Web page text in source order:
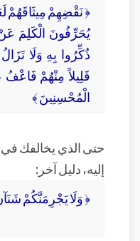
﴿ نَقْضِهِمْ مِيثَاقَهُمْ
يُحَرِّفُونَ الْكَلِمَ
ذُكِّرُوا بِهِ وَلَا
قَلِيلاً مِنْهُمْ
الْمُحْسِنِينَ ﴾
حتى الذي يخالفك
إليه، دليل آخر:
﴿ وَلَا يَجْرِمَنَّكُمْ